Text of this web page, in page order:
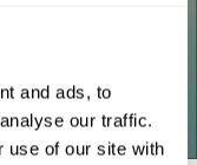
and ads, to
our traffic.
use of our site with